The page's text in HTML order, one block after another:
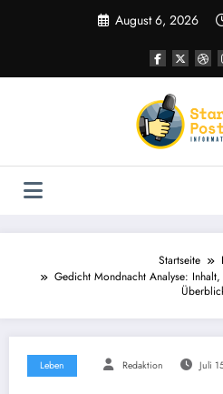
August 6, 2026
Startseite
Gedicht Mondnacht Analyse:
Leben Redaktion Juli